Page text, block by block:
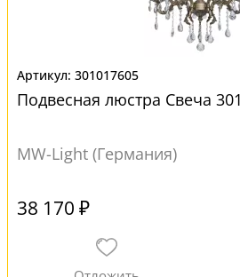
301017605
Подвесная люстра Свеча
MW-Light (Германия)
38 170 ₽